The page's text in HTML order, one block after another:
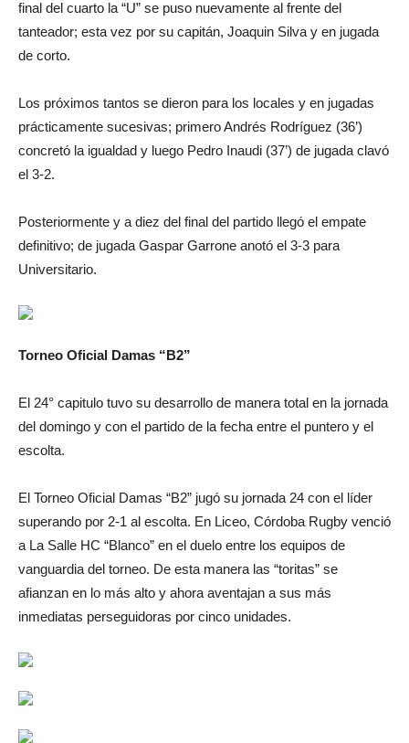
final del cuarto la “U” se puso nuevamente al frente del
tanteador; esta vez por su capitán, Joaquin Silva y en jugada
de corto.
Los próximos tantos se dieron para los locales y en jugadas
prácticamente sucesivas; primero Andrés Rodríguez (36’)
concretó la igualdad y luego Pedro Inaudi (37’) de jugada clavó
el 3-2.
Posteriormente y a diez del final del partido llegó el empate
definitivo; de jugada Gaspar Garrone anotó el 3-3 para
Universitario.
Torneo Oficial Damas “B2”
El 24° capitulo tuvo su desarrollo de manera total en la jornada
del domingo y con el partido de la fecha entre el puntero y el
escolta.
El Torneo Oficial Damas “B2” jugó su jornada 24 con el líder
superando por 2-1 al escolta. En Liceo, Córdoba Rugby venció
a La Salle HC “Blanco” en el duelo entre los equipos de
vanguardia del torneo. De esta manera las “toritas” se
afianzan en lo más alto y ahora aventajan a sus más
inmediatas perseguidoras por cinco unidades.